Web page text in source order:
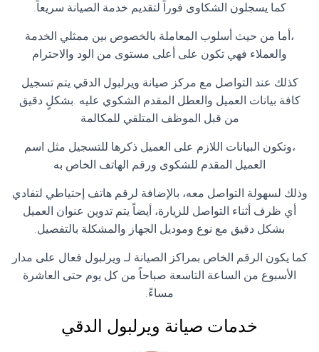
كما يسجلون الشكاوى فوراً لتقديم خدمة الصيانة سريعاً.
،أما من حيث أسلوب المعاملة بالخصوص بين ممثلي الخدمة
والعملاء فهي تكون على أعلى مستوى من الود والاحترام
كذلك عند التواصل مع مركز صيانة ويرلبول الدقي يتم تسجيل
كافة بيانات العميل والعطل المقدم الشكوي عليه .بشكلٍ دقيق
من قبل الموظف المتلقي للمكالمة
،وتكون البيانات اللازم على العميل ذكرها للتسجيل مثل اسم
العميل المقدم للشكوى ورقم الهاتف الخاص به
وذلك لسهولة التواصل معه، بالإضافة لرقم هاتف إحتياطي لتفادي
أي ظرف أثناء التواصل للزيارة، أيضاً يتم تدوين عنوان العميل
بشكل دقيق مع نوع وموديل الجهاز والمشكلة بالتفصيل.
كما يكون الرقم الخاص بمراكز الصيانة لـ ويرلبول فعال على مدار
الأسبوع من الساعة التاسعة صباحاً من كل يوم حتى العاشرة
مساءً.
خدمات صيانة ويرلبول الدقي